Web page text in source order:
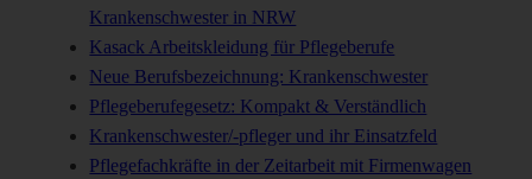
Krankenschwester in NRW
Kasack Arbeitskleidung für Pflegeberufe
Neue Berufsbezeichnung: Krankenschwester
Pflegeberufegesetz: Kompakt & Verständlich
Krankenschwester/-pfleger und ihr Einsatzfeld
Pflegefachkräfte in der Zeitarbeit mit Firmenwagen